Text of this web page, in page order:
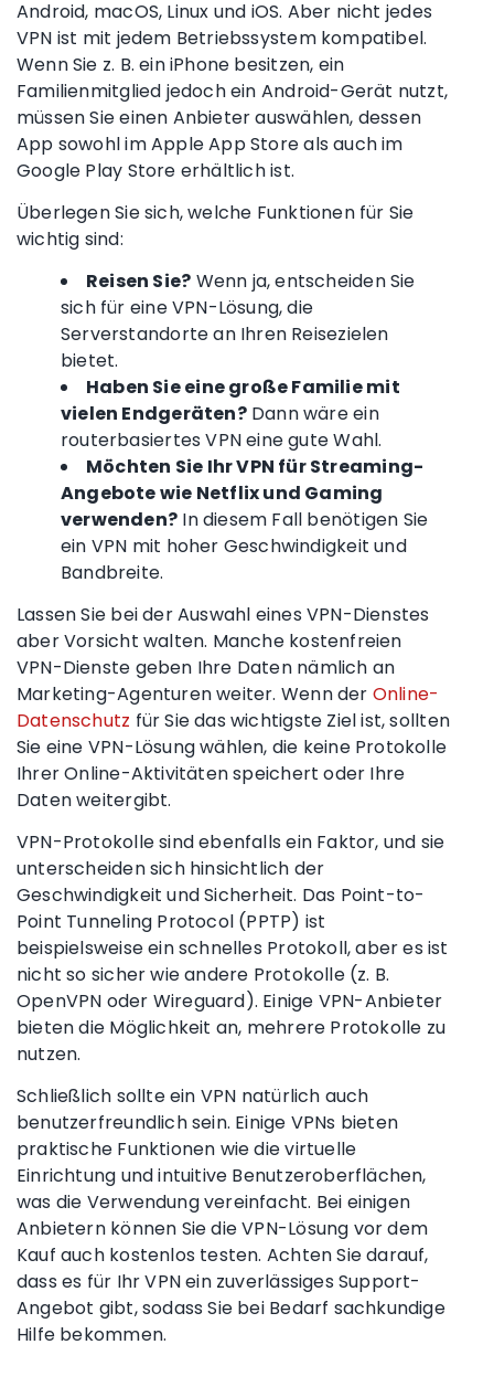
Android, macOS, Linux und iOS. Aber nicht jedes
VPN ist mit jedem Betriebssystem kompatibel.
Wenn Sie z. B. einiPhone besitzen, ein
Familienmitglied jedoch ein Android-Gerät nutzt,
müssen Sie einen Anbieter auswählen, dessen
App sowohl imAppleApp Storeals auch im
Google Play Store erhältlich ist.
Überlegen Sie sich, welche Funktionen für Sie
wichtig sind:
Reisen Sie? Wenn ja, entscheiden Sie
sich für eine VPN-Lösung, die
Serverstandortean Ihren Reisezielen
bietet.
Haben Sie eine große Familie mit
vielen Endgeräten?Dann wäre ein
routerbasiertes VPN eine gute Wahl.
Möchten Sie Ihr VPN für Streaming-
Angebote wie Netflixund Gaming
verwenden? In diesem Fall benötigen Sie
ein VPN mit hoher Geschwindigkeit und
Bandbreite.
Lassen Sie bei der Auswahl eines VPN-Dienstes
aber Vorsicht walten. Manche kostenfreien
VPN-Dienste geben Ihre Daten nämlich an
Marketing-Agenturen weiter. Wenn der Online-
Datenschutz für Sie das wichtigste Ziel ist, sollten
Sie eine VPN-Lösung wählen, die keine Protokolle
Ihrer Online-Aktivitäten speichert oder Ihre
Daten weitergibt.
VPN-Protokolle sind ebenfalls ein Faktor, und sie
unterscheiden sich hinsichtlich der
Geschwindigkeit und Sicherheit. Das Point-to-
Point Tunneling Protocol (PPTP) ist
beispielsweise ein schnelles Protokoll, aber es ist
nicht so sicher wie andere Protokolle (z. B.
OpenVPN oder Wireguard). Einige VPN-Anbieter
bieten die Möglichkeit an, mehrere Protokolle zu
nutzen.
Schließlich sollte ein VPN natürlich auch
benutzerfreundlich sein. Einige VPNs bieten
praktische Funktionen wie die virtuelle
Einrichtung und intuitive Benutzeroberflächen,
was die Verwendung vereinfacht. Bei einigen
Anbietern können Sie die VPN-Lösung vor dem
Kauf auch kostenlos testen. Achten Sie darauf,
dass es für Ihr VPN ein zuverlässiges Support-
Angebot gibt, sodass Sie bei Bedarf sachkundige
Hilfe bekommen.